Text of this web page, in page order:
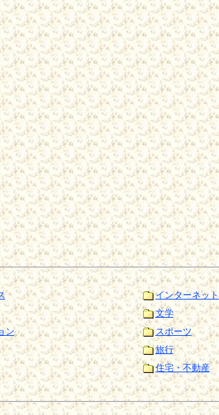
インターネット
文学
ン
スポーツ
旅行
住宅・不動産